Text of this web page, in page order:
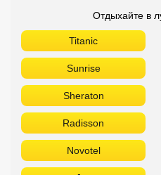
Отдыхайте в
Titanic
Sunrise
Sheraton
Radisson
Novotel